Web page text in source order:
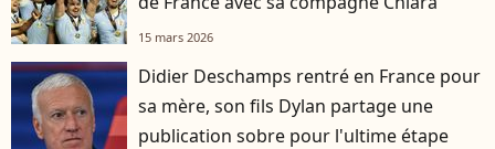
15 mars 2026
Didier Deschamps rentré en France pour
sa mère, son fils Dylan partage une
publication sobre pour l'ultime étape